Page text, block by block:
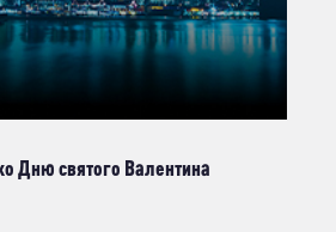
Дню святого Валентина